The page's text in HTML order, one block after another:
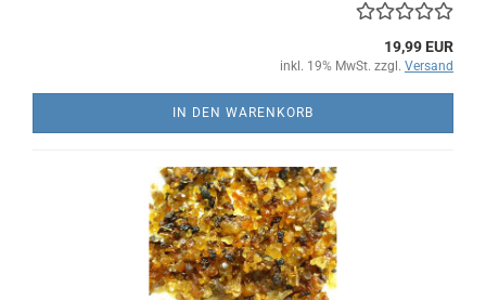
19,99 EUR
inkl. 19% MwSt. zzgl. Versand
IN DEN WARENKORB